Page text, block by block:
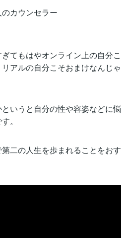
カウンセラー
てもはやオンライン上の自分こ
アルの自分こそおまけなんじゃ
いうと自分の性や容姿などに悩
。
二の人生を歩まれることをおす